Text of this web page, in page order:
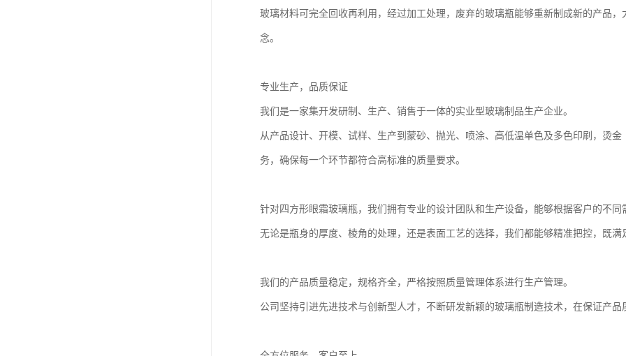
玻璃材料可完全回收再利用，经过加工处理，废弃的玻璃瓶能够重新制成新的产品
念。
专业生产，品质保证
我们是一家集开发研制、生产、销售于一体的实业型玻璃制品生产企业。
从产品设计、开模、试样、生产到蒙砂、抛光、喷涂、高低温单色及多色印刷，烫
务，确保每一个环节都符合高标准的质量要求。
针对四方形眼霜玻璃瓶，我们拥有专业的设计团队和生产设备，能够根据客户的不
无论是瓶身的厚度、棱角的处理，还是表面工艺的选择，我们都能够精准把控，既
我们的产品质量稳定，规格齐全，严格按照质量管理体系进行生产管理。
公司坚持引进先进技术与创新型人才，不断研发新颖的玻璃瓶制造技术，在保证产